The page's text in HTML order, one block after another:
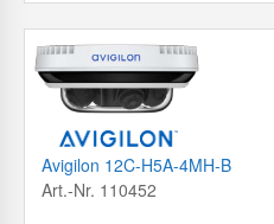
Avigilon 12C-H5A-4MH-B
Art.-Nr. 110452